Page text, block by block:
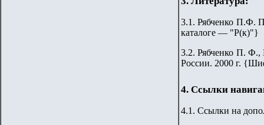
3.1. Рябченко П.Ф.
каталоге — "Р(к)"}
3.2.Рябченко П. Ф.,
России. 2000 г.
4. Ссылки
4.1. Ссылки на